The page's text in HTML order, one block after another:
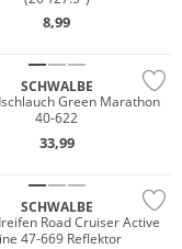
8,99
SCHWALBE
Green Marathon
40-622
33,99
SCHWALBE
Road Cruiser Active
47-669 Reflektor